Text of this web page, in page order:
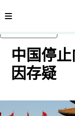
内容分类
中国停
因存疑